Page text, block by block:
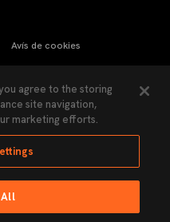
Avís de cookies
Política de Privacitat
sin el permiso del Valencia
agree to the storing
site navigation,
marketing efforts.
All